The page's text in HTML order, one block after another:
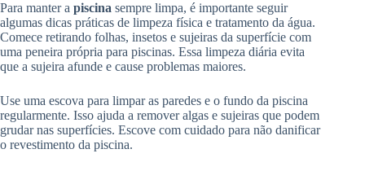
Para manter a piscina sempre limpa, é importante seguir
algumas dicas práticas de limpeza física e tratamento da água.
Comece retirando folhas, insetos e sujeiras da superfície com
uma peneira própria para piscinas. Essa limpeza diária evita
que a sujeira afunde e cause problemas maiores.
Use uma escova para limpar as paredes e o fundo da piscina
regularmente. Isso ajuda a remover algas e sujeiras que podem
grudar nas superfícies. Escove com cuidado para não danificar
o revestimento da piscina.